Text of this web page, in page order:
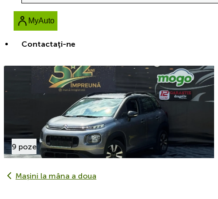
Contactaţi-ne
MyAuto
9 poze
Mașini la mâna a doua